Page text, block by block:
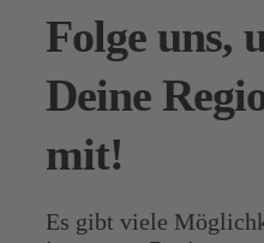
Folge uns,
Deine
mit!
Es gibt viele